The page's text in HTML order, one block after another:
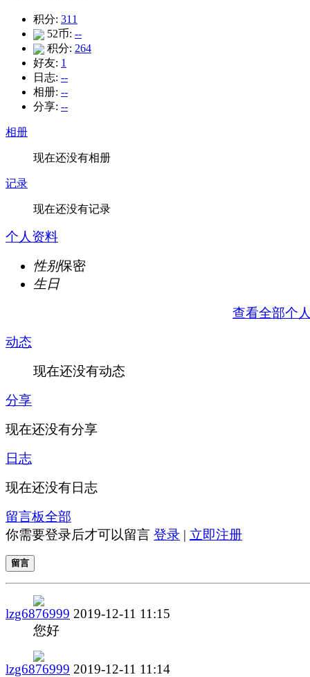
积分: 311
52币: --
积分: 264
好友: 1
日志: --
相册: --
分享: --
相册
现在还没有相册
记录
现在还没有记录
个人资料
性别保密
生日
查看全部个
动态
现在还没有动态
分享
现在还没有分享
日志
现在还没有日志
留言板全部
你需要登录后才可以留言 登录 | 立即注册
留言
lzg6876999 2019-12-11 11:15
您好
lzg6876999 2019-12-11 11:14